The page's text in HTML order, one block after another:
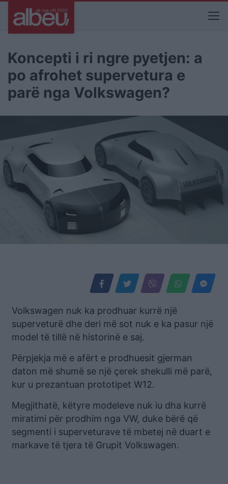
Koncepti i ri ngre pyetjen: a
po afrohet supervetura e
parë nga Volkswagen?
Volkswagen nuk ka prodhuar kurrë një
superveturë dhe deri më sot nuk e ka pasur një
model të tillë në historinë e saj.
Përpjekja më e afërt e prodhuesit gjerman
daton më shumë se një çerek shekulli më parë,
kur u prezantuan prototipet W12.
Megjithatë, këtyre modeleve nuk iu dha kurrë
miratimi për prodhim nga VW, duke bërë që
segmenti i superveturave të mbetej në duart e
markave të tjera të Grupit Volkswagen.